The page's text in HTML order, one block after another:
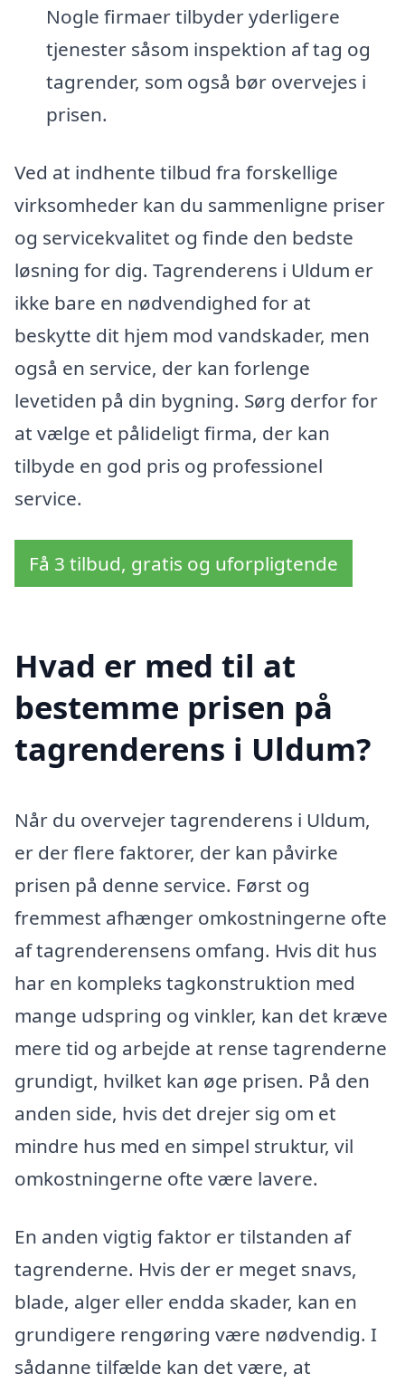
Nogle firmaer tilbyder yderligere
tjenester såsom inspektion af tag og
tagrender, som også bør overvejes i
prisen.
Ved at indhente tilbud fra forskellige
virksomheder kan du sammenligne priser
og servicekvalitet og finde den bedste
løsning for dig. Tagrenderens i Uldum er
ikke bare en nødvendighed for at
beskytte dit hjem mod vandskader, men
også en service, der kan forlenge
levetiden på din bygning. Sørg derfor for
at vælge et pålideligt firma, der kan
tilbyde en god pris og professionel
service.
Få 3 tilbud, gratis og uforpligtende
Hvad er med til at
bestemme prisen på
tagrenderens i Uldum?
Når du overvejer tagrenderens i Uldum,
er der flere faktorer, der kan påvirke
prisen på denne service. Først og
fremmest afhænger omkostningerne ofte
af tagrenderensens omfang. Hvis dit hus
har en kompleks tagkonstruktion med
mange udspring og vinkler, kan det kræve
mere tid og arbejde at rense tagrenderne
grundigt, hvilket kan øge prisen. På den
anden side, hvis det drejer sig om et
mindre hus med en simpel struktur, vil
omkostningerne ofte være lavere.
En anden vigtig faktor er tilstanden af
tagrenderne. Hvis der er meget snavs,
blade, alger eller endda skader, kan en
grundigere rengøring være nødvendig. I
sådanne tilfælde kan det være, at